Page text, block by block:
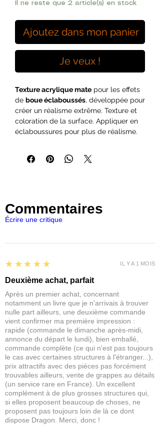
Il ne reste que 2 article(s) en stock
Ajoutez dans mon panier
Je veux !
Texture acrylique mate pour les effets
de boue éclaboussés, développée pour
créer un réalisme extrême. Texture et
coloration de la surface. Appliquer en
éclaboussures pour plus de réalisme.
semi-liquide, adaptée pour représenter
des surfaces
tachées de
facilement projeté avec une pinceau,
une brosse à dents avec un
mouvement rapide de la main ou à
être nettoyés avec de l'eau.
Contient 1 pot depâte de texture
Commentaires
Écrire une critique
5
★★★★★
Deuxième achat, parfait
Après un premier achat, concernant
notamment un livre que je n'arrivais à trouver
nulle part ailleurs, une deuxième commande
vient confirmer ma première impression :
rapide (commande le dimanche après-midi,
annonce du départ le lundi), bien emballé,
commande complète (ce qui n'est pas toujours
le cas avec certaines structures à l'étranger...),
prix attractifs avec des pièces pas forcément
trouvables ailleurs, vente de grappes au détails
(un service rare en France). Un excellent
complément à de plus grosses structures qui,
si elles proposent beaucoup de choses, ne
proposent pas toujours loin de là ce dont
dispose Dragon. Merci, donc !
IL Y A 1 MOIS